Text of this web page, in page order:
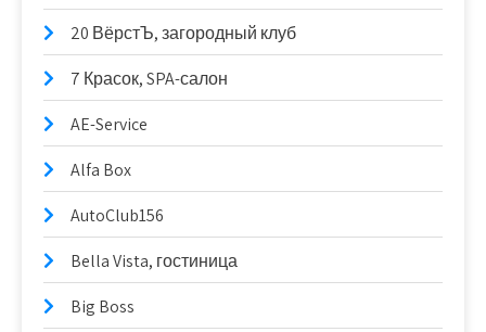
20 ВёрстЪ, загородный клуб
7 Красок, SPA-салон
AE-Service
Alfa Box
AutoClub156
Bella Vista, гостиница
Big Boss